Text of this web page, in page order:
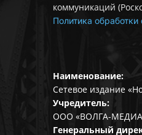
коммуникаций
Политика
Наименование:
Сетевое издание
Учредитель:
ООО «ВОЛГА-
Генеральный